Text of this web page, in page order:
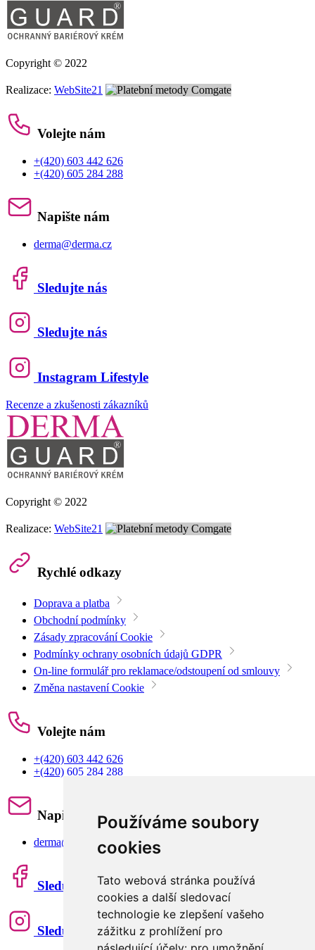
Používáme soubory
cookies
Tato webová stránka používá
cookies a další sledovací
technologie ke zlepšení vašeho
zážitku z prohlížení pro
Copyright © 2022
Realizace: WebSite21
Volejte nám
+(420) 603 442 626
+(420) 605 284 288
Napište nám
derma@derma.cz
Sledujte nás
Sledujte nás
Instagram Lifestyle
Recenze a zkušenosti zákazníků
Copyright © 2022
Realizace: WebSite21
Rychlé odkazy
Doprava a platba
Obchodní podmínky
Zásady zpracování Cookie
Podmínky ochrany osobních údajů GDPR
On-line formulář pro reklamace/odstoupení od smlouvy
Změna nastavení Cookie
Volejte nám
+(420) 603 442 626
+(420) 605 284 288
Napište nám
derma@derma.cz
Sledujte nás
Sledujte nás